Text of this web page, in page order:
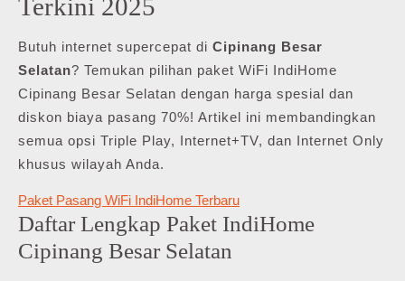
Terkini 2025
Butuh internet supercepat di Cipinang Besar
Selatan? Temukan pilihan paket WiFi IndiHome
Cipinang Besar Selatan dengan harga spesial dan
diskon biaya pasang 70%! Artikel ini membandingkan
semua opsi Triple Play, Internet+TV, dan Internet Only
khusus wilayah Anda.
Paket Pasang WiFi IndiHome Terbaru
Daftar Lengkap Paket IndiHome
Cipinang Besar Selatan